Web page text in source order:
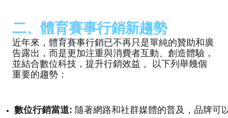
二、體育賽事行銷新趨勢
近年來，體育賽事行銷已不再只是單純的贊助和廣
告露出，而是更加注重與消費者互動、創造體驗，
並結合數位科技，提升行銷效益 。以下列舉幾個
重要的趨勢：
數位行銷當道: 隨著網路和社群媒體的普及，品牌可